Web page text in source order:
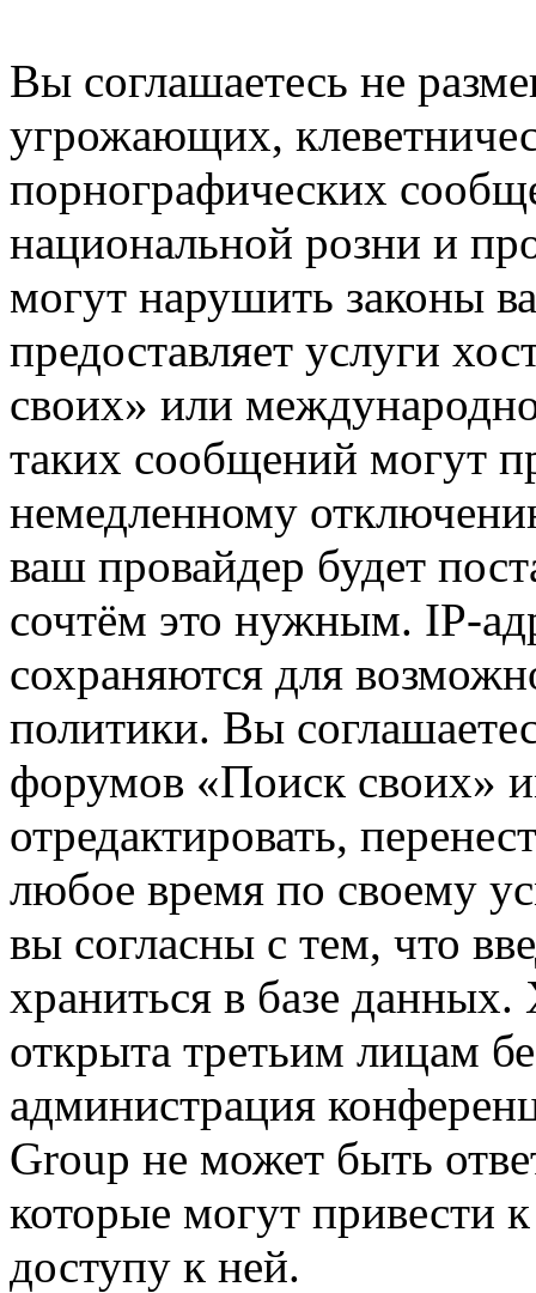
Вы соглашаетесь не
угрожающих,
порнографических
национальной розни и
могут нарушить законы
предоставляет услуги
своих» или
таких сообщений могут
немедленному
ваш провайдер будет
сочтём это нужным. IP-
сохраняются для
политики. Вы
форумов «Поиск своих»
отредактировать,
любое время по своему
вы согласны с тем, что
храниться в базе
открыта третьим лицам
администрация
Group не может быть
которые могут привести
доступу к ней.